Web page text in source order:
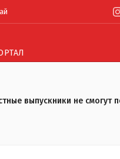
выпускники не смогут